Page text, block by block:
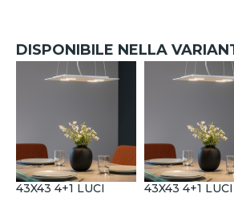
DISPONIBILE NELLA
43X43 4+1 LUCI 43X43 4+1 LUCI